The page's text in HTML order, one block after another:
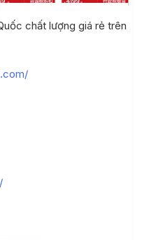
chất lượng giá rẻ trên